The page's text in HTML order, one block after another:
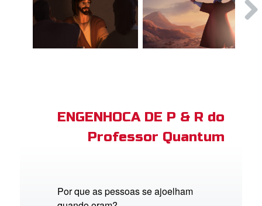
ENGENHOCA DE P & R do
Professor Quantum
Por que as pessoas se ajoelham